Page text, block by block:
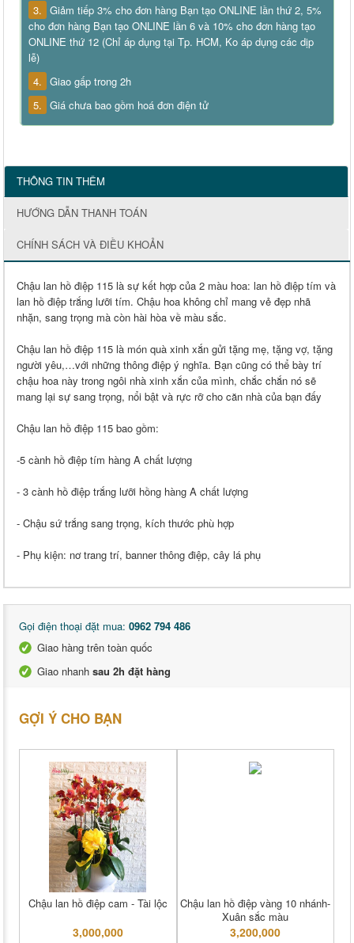
3. Giảm tiếp 3% cho đơn hàng Bạn tạo ONLINE lần thứ 2, 5%
cho đơn hàng Bạn tạo ONLINE lần 6 và 10% cho đơn hàng tạo
ONLINE thứ 12 (Chỉ áp dụng tại Tp. HCM, Ko áp dụng các dịp
lễ)
4. Giao gấp trong 2h
5. Giá chưa bao gồm hoá đơn điện tử
THÔNG TIN THÊM
HƯỚNG DẪN THANH TOÁN
CHÍNH SÁCH VÀ ĐIỀU KHOẢN
Chậu lan hồ điệp 115 là sự kết hợp của 2 màu hoa: lan hồ điệp tím và
lan hồ điệp trắng lưỡi tím. Chậu hoa không chỉ mang vẻ đẹp nhã
nhặn, sang trọng mà còn hài hòa về màu sắc.
Chậu lan hồ điệp 115 là món quà xinh xắn gửi tặng mẹ, tặng vợ, tặng
người yêu,…với những thông điệp ý nghĩa. Bạn cũng có thể bày trí
chậu hoa này trong ngôi nhà xinh xắn của mình, chắc chắn nó sẽ
mang lại sự sang trọng, nổi bật và rực rỡ cho căn nhà của bạn đấy
Chậu lan hồ điệp 115 bao gồm:
-5 cành hồ điệp tím hàng A chất lượng
- 3 cành hồ điệp trắng lưỡi hồng hàng A chất lượng
- Chậu sứ trắng sang trọng, kích thước phù hợp
- Phụ kiện: nơ trang trí, banner thông điệp, cây lá phụ
Gọi điện thoại đặt mua: 0962 794 486
Giao hàng trên toàn quốc
Giao nhanh sau 2h đặt hàng
GỢI Ý CHO BẠN
Chậu lan hồ điệp cam - Tài lộc
3,000,000
Chậu lan hồ điệp vàng 10 nhánh-
Xuân sắc màu
3,200,000